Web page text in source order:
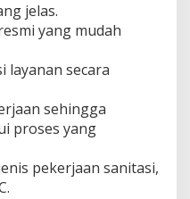
jelas.
yang mudah
layanan secara
sehingga
proses yang
pekerjaan sanitasi,